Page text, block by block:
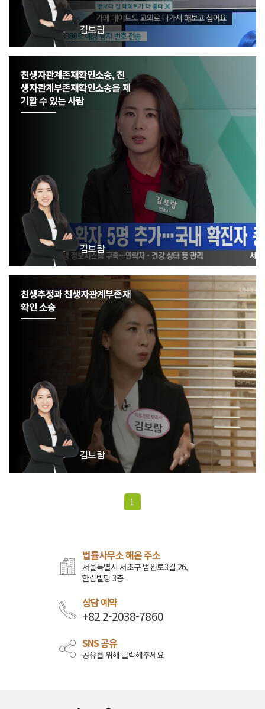
김보람
친생자관계존재확인소송, 친
생자관계부존재확인소송을 제
기할 수 있는 사람
김보람
친생추정과 친생자관계부존재
확인 소송
김보람
1
법률사무소 해온 주소
서울특별시 서초구 법원로3길 26,
한림빌딩 3층
상담 예약
+82 2-2038-7860
SNS 공유
공유를 위해 클릭해주세요